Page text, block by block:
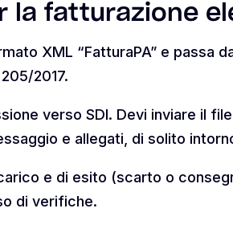
la fatturazione
XML “FatturaPA” e passa
2017.
verso SDI. Devi inviare il
e allegati, di solito
e di esito (scarto o
di verifiche.